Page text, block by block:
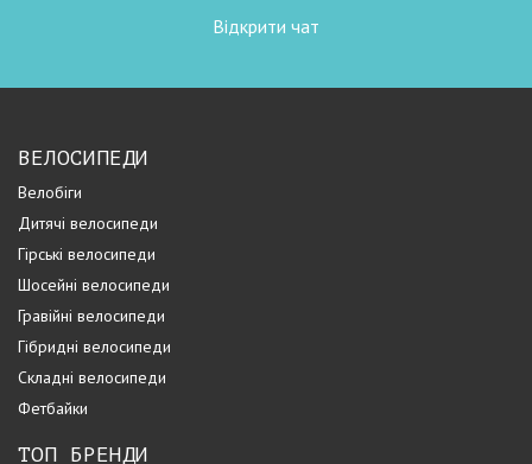
Відкрити чат
ВЕЛОСИПЕДИ
Велобіги
Дитячі велосипеди
Гірські велосипеди
Шосейні велосипеди
Гравійні велосипеди
Гібридні велосипеди
Складні велосипеди
Фетбайки
ТОП БРЕНДИ